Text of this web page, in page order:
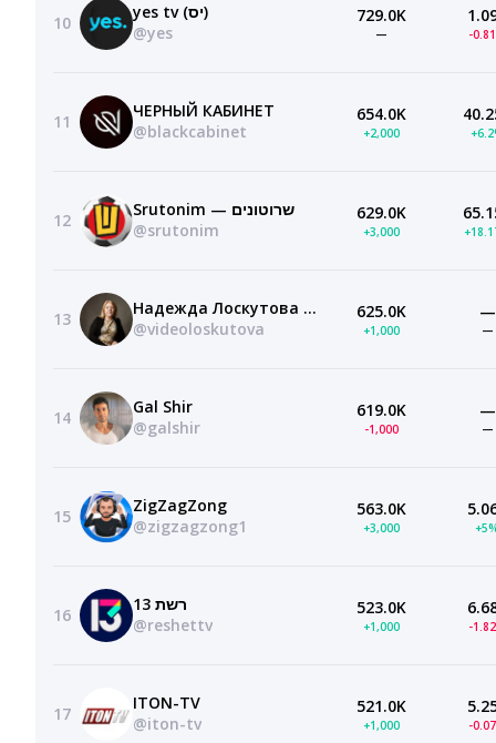
10
yes tv (יס)
@yes
729.0K
— -
11
ЧЕРНЫЙ КАБИНЕТ
@blackcabinet
654.0K
+2,000
12
Srutonim — שרוטונים
@srutonim
629.0K
+3,000
13
Надежда Лоскутова BFMrelax
@videoloskutova
625.0K
+1,000
—
—
14
Gal Shir
@galshir
619.0K
-1,000
—
—
15
ZigZagZong
@zigzagzong1
563.0K
+3,000
16
רשת 13
@reshettv
523.0K
+1,000 -
17
ITON-TV
@iton-tv
521.0K
+1,000 -